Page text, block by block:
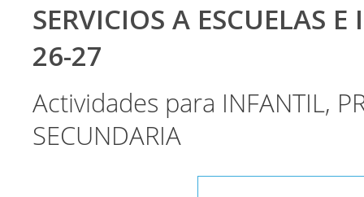
SERVICIOS A ESCUELAS
26-27
Actividades para INFANTIL,
SECUNDARIA